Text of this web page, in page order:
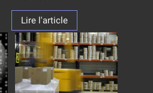
Lire l'article